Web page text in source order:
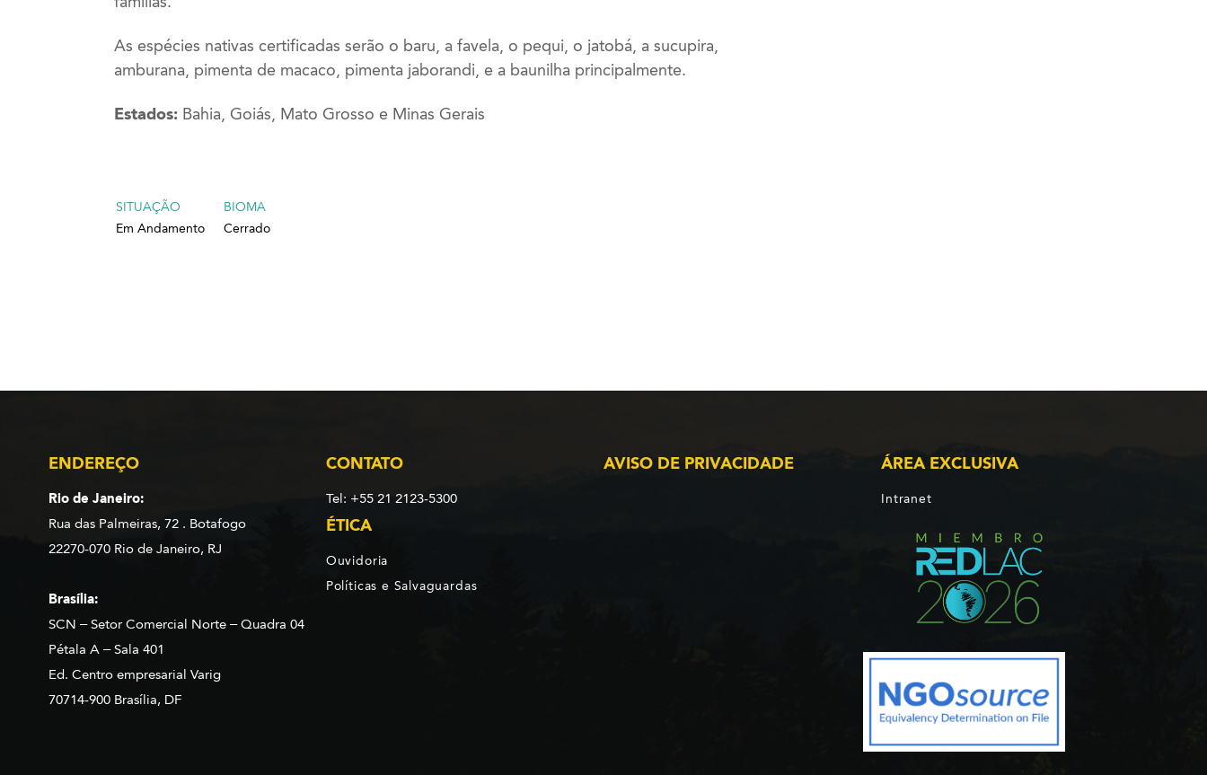
As espécies nativas certificadas serão o baru, a favela, o pequi, o jatobá, a sucupira,
amburana, pimenta de macaco, pimenta jaborandi, e a baunilha principalmente.
Estados: Bahia, Goiás, Mato Grosso e Minas Gerais
SITUAÇÃO
Em Andamento
BIOMA
Cerrado
ENDEREÇO
Rio de Janeiro:
Rua das Palmeiras, 72 . Botafogo
22270-070 Rio de Janeiro, RJ
Brasília:
SCN – Setor Comercial Norte – Quadra 04
Pétala A – Sala 401
Ed. Centro empresarial Varig
70714-900 Brasília, DF
CONTATO
Tel: +55 21 2123-5300
AVISO DE PRIVACIDADE ÁREA EXCLUSIVA
Intranet
ÉTICA
Ouvidoria
Políticas e Salvaguardas